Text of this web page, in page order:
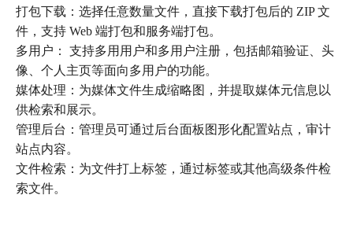
打包下载：选择任意数量文件，直接下载打包后的 ZIP 文
件，支持 Web 端打包和服务端打包。
多用户： 支持多用用户和多用户注册，包括邮箱验证、头
像、个人主页等面向多用户的功能。
媒体处理：为媒体文件生成缩略图，并提取媒体元信息以
供检索和展示。
管理后台：管理员可通过后台面板图形化配置站点，审计
站点内容。
文件检索：为文件打上标签，通过标签或其他高级条件检
索文件。